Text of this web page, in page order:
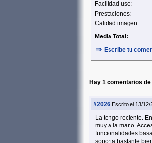
Facilidad uso:
Prestaciones:
Calidad imagen:
Media Total:
⇒ Escribe tu
Hay 1 comentarios
#2026 Escrito el 13/12/
La tengo reciente.
muy a la mano.
funcionalidades
soporta bastante